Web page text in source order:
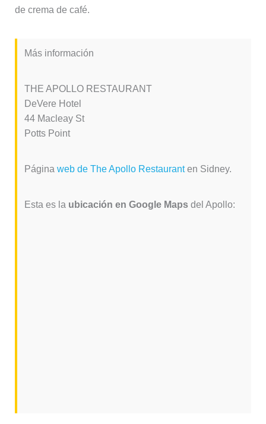
de crema de café.
Más información
THE APOLLO RESTAURANT
DeVere Hotel
44 Macleay St
Potts Point
Página web de The Apollo Restauranten Sidney.
Esta es la ubicación en Google Mapsdel Apollo: